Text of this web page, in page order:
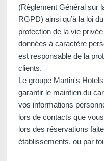
(Règlement Général sur
RGPD) ainsi qu’à la loi
protection de la vie
données à caractère
est responsable de la
clients.
Le groupe Martin's
garantir le maintien du
vos informations
lors de contacts que
lors des réservations
établissements, ou par
Louvain-la-Neuve, 3*
Martin's Klooster
Louvain, 4*